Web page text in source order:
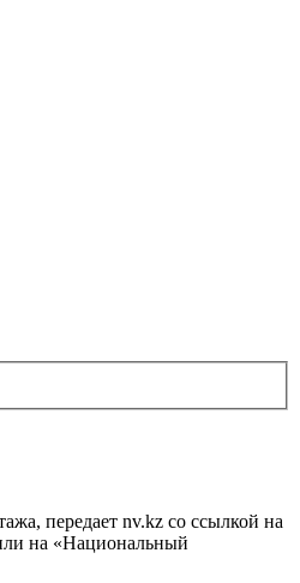
передает nv.kz со ссылкой на
на «Национальный